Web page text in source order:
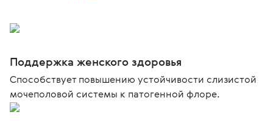
Поддержка женского здоровья
Способствует повышению устойчивости слизистой
мочеполовой системы к патогенной флоре.